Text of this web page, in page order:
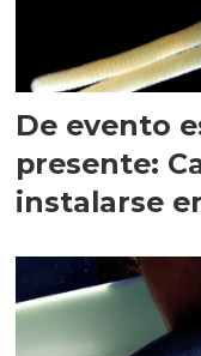
De evento
presente:
instalarse